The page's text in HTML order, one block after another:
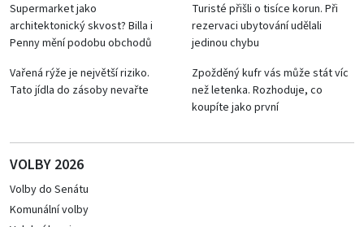
Supermarket jako
architektonický skvost? Billa i
Penny mění podobu obchodů
Turisté přišli o tisíce korun. Při
rezervaci ubytování udělali
jedinou chybu
Vařená rýže je největší riziko.
Tato jídla do zásoby nevařte
Zpožděný kufr vás může stát víc
než letenka. Rozhoduje, co
koupíte jako první
VOLBY 2026
Volby do Senátu
Komunální volby